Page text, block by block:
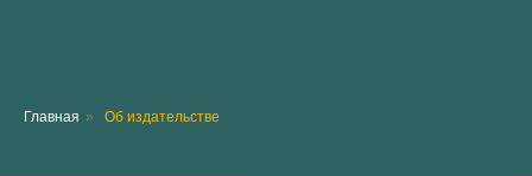
Главная » Об издательстве